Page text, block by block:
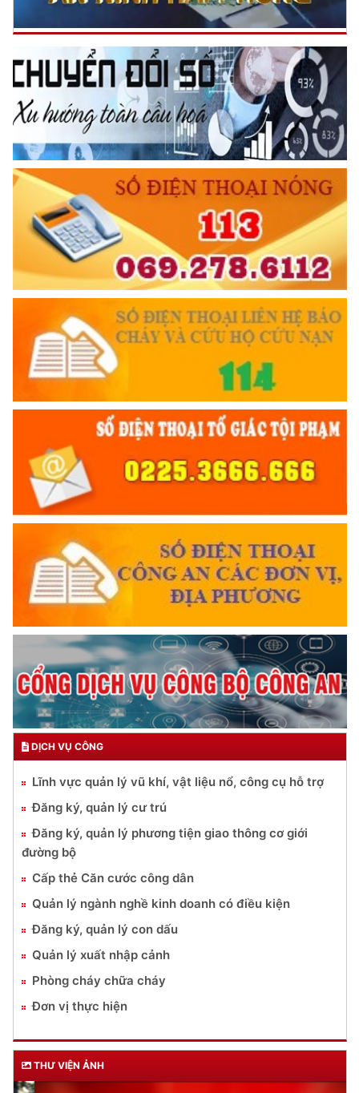
DỊCH VỤ CÔNG
Lĩnh vực quản lý vũ khí, vật liệu nổ, công cụ hỗ trợ
Đăng ký, quản lý cư trú
Đăng ký, quản lý phương tiện giao thông cơ giới
đường bộ
Cấp thẻ Căn cước công dân
Quản lý ngành nghề kinh doanh có điều kiện
Đăng ký, quản lý con dấu
Quản lý xuất nhập cảnh
Phòng cháy chữa cháy
Đơn vị thực hiện
THƯ VIỆN ẢNH